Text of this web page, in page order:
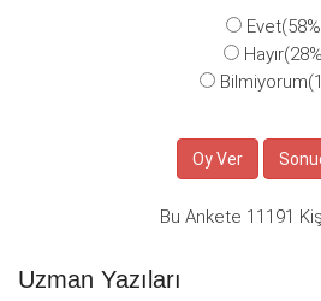
Bu Ankete 11191
Uzman Yazıları